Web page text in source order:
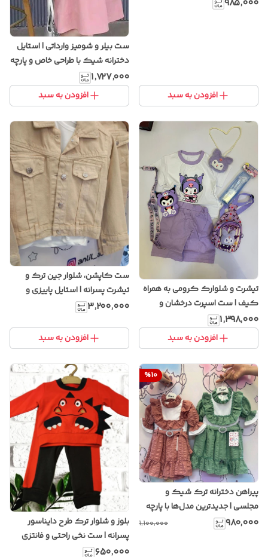
۹۸۵٬۰۰۰
افزودن به سبد
ست بیلر و شومیز وارداتی | استایل
دخترانه شیک با طراحی خاص و پارچه
باکیفیت
۱٬۷۲۷٬۰۰۰
افزودن به سبد
تیشرت و شلوارک کرومی به همراه
کیف | ست اسپرت درخشان و
فانتزی با طراحی مدرن و جذاب
۱٬۳۹۸٬۰۰۰
افزودن به سبد
ست کاپشن، شلوار جین ترک و
تیشرت پسرانه | استایل پاییزی و
زمستانی با طراحی شیک و پارچه
۳٬۲۰۰٬۰۰۰
افزودن به سبد
%10
پیراهن دخترانه ترک شیک و
مجلسی | جدیدترین مدل‌ها با پارچه
باکیفیت
۹۸۰٬۰۰۰ ۱٬۱۰۰٬۰۰۰
بلوز و شلوار ترک طرح دایناسور
پسرانه | ست نخی راحتی و فانتزی
کودکانه
۶۵۰٬۰۰۰